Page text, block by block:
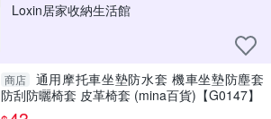
Loxin居家收納生活館
商店
通用摩托車坐墊防水套 機車坐墊防塵套
防刮防曬椅套 皮革椅套 (mina百貨)【G0147】